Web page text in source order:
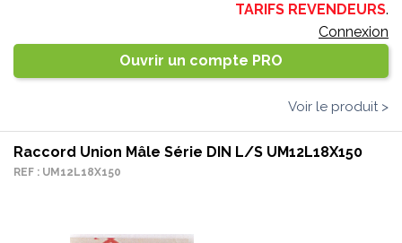
TARIFS REVENDEURS.
Connexion
Ouvrir un compte PRO
Voir le produit >
Raccord Union Mâle Série DIN L/S UM12L18X150
REF : UM12L18X150